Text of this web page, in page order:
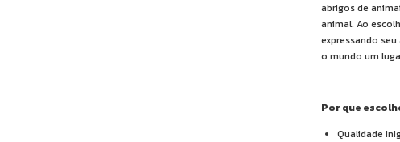
abrigos de
animal. Ao
expressando
o mundo um
Por que
Qualidade